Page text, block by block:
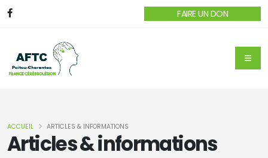
FAIRE UN DON
Articles & informations
ACCUEIL ARTICLES & INFORMATIONS